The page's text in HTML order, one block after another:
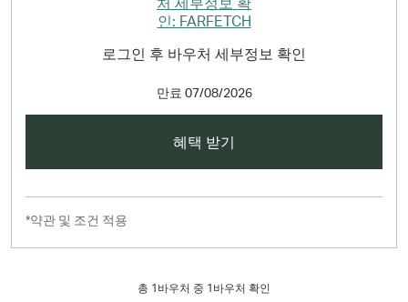
로그인 후 바우처 세부정보 확인
만료 07/08/2026
혜택 받기
*약관 및 조건 적용
총 1 바우처 중 1바우처 확인